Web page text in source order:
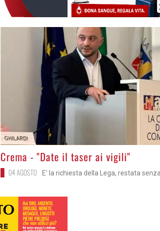
>
Crema - "Date il taser ai vigili"
04 AGOSTO E' la richiesta della Lega, restata